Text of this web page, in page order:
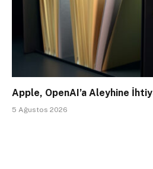
Apple, OpenAI’a Aleyhine
5 Ağustos 2026